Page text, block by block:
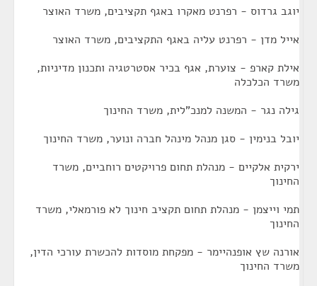
יוגב גרדוס - רפרנט מאקרו באגף תקציבים, משרד האוצר
אייל מדן - רפרנט עליה באגף התקציבים, משרד האוצר
אילת קארפ - צוערת, אגף בכיר אסטרטגיה ותכנון מדיניות,
משרד הכלכלה
גילה נגר - המשנה למנכ"לית, משרד החינוך
יובל בנימין - סגן מנהל מינהל חברה ונוער, משרד החינוך
ירקית אלקיים - מנהלת תחום פרויקטים רוחביים, משרד
החינוך
תמי וייצמן - מנהלת תחום תקציב חינוך לא פורמאלי, משרד
החינוך
אורנה שץ אופנהיימר - מפקחת מוסדות להכשרת עורכי הדין,
משרד החינוך